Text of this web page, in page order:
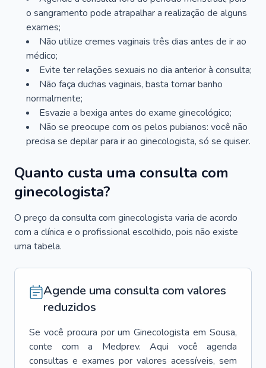
o sangramento pode atrapalhar a realização de alguns
exames;
Não utilize cremes vaginais três dias antes de ir ao
médico;
Evite ter relações sexuais no dia anterior à consulta;
Não faça duchas vaginais, basta tomar banho
normalmente;
Esvazie a bexiga antes do exame ginecológico;
Não se preocupe com os pelos pubianos: você não
precisa se depilar para ir ao ginecologista, só se quiser.
Quanto custa uma consulta com
ginecologista?
O preço da consulta com ginecologista varia de acordo
com a clínica e o profissional escolhido, pois não existe
uma tabela.
Agende uma consulta com valores
reduzidos
Se você procura por um Ginecologista em Sousa,
conte com a Medprev. Aqui você agenda
consultas e exames por valores acessíveis, sem